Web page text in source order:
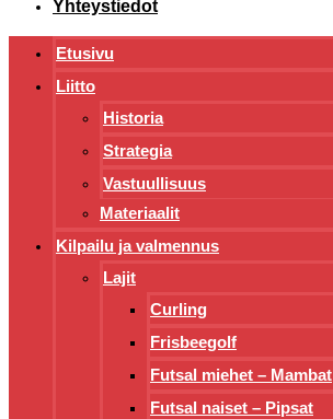
Yhteystiedot
Etusivu
Liitto
Historia
Strategia
Vastuullisuus
Materiaalit
Kilpailu ja valmennus
Lajit
Curling
Frisbeegolf
Futsal miehet – Mambat
Futsal naiset – Pipsat